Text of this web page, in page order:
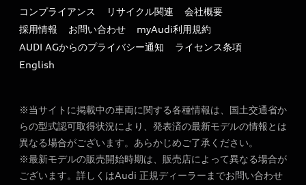
ファイナンス
キャンペーン / イベント
買取査定
よくある質問（FAQ）
コンプライアンス
リサイクル関連
会社概要
採用情報
お問い合わせ
myAudi利用規約
AUDI AGからのプライバシー通知
ライセンス条項
English
※当サイトに掲載中の車両に関する各種情報は、国土交通省か
らの型式認可取得状況により、発表済の最新モデルの情報とは
異なる場合がございます。あらかじめご了承ください。
※最新モデルの販売開始時期は、販売店によって異なる場合が
ございます。詳しくはAudi 正規ディーラーまでお問い合わせ